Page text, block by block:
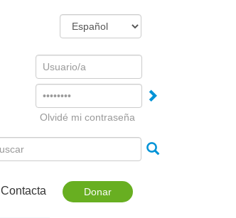
Username
Olvidé mi contraseña
Donar
Contacta